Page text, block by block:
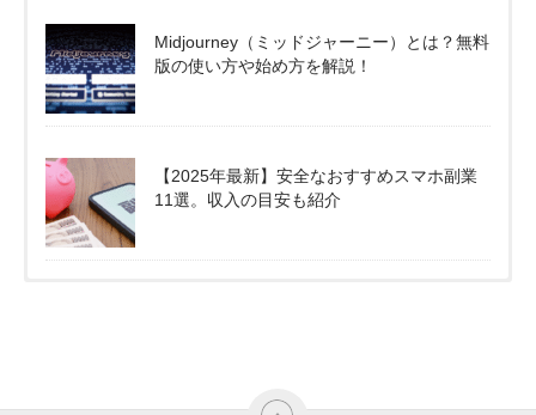
Midjourney（ミッドジャーニー）とは？無料
版の使い方や始め方を解説！
【2025年最新】安全なおすすめスマホ副業
11選。収入の目安も紹介